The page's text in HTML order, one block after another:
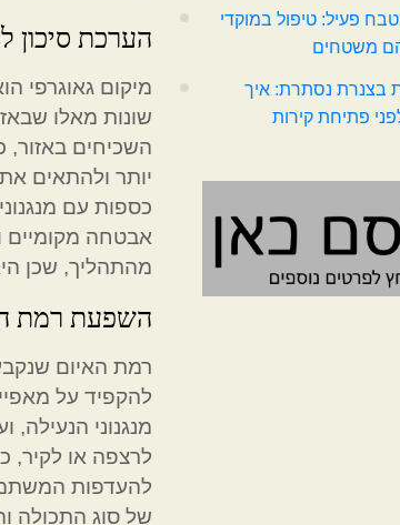
הערכת סיכון
מיקום גאוגרפי
שונות מאלו
השכיחים באזור,
יותר ולהתאים
כספות עם
אבטחה מקומיים
מהתהליך, שכן
השפעת רמת
רמת האיום
להקפיד על
מנגנוני
לרצפה או לקיר,
להעדפות
של סוג התכולה
פעיל: טיפול במוקדי
משטחים
בצנרת נסתרת: איך
פתיחת קירות